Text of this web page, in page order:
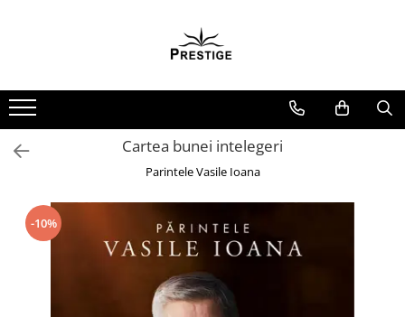
Noutati
Promotii
Pachete Speciale Carti
Spiritualitate - Ezoterism
Arte Divinatorii
Astrologie
Cartea bunei intelegeri
Parintele Vasile Ioana
-10%